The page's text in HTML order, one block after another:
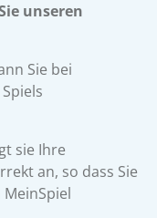
unseren
Sie bei
sie Ihre
an, so dass Sie